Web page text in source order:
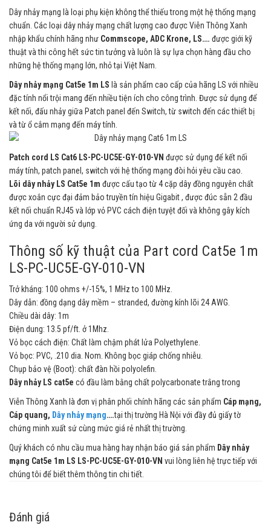
Dây nhảy mạng là loại phụ kiện không thể thiếu trong một hệ thống mạng
chuẩn. Các loại dây nhảy mạng chất lượng cao được Viễn Thông Xanh
nhập khẩu chính hãng như Commscope, ADC Krone, LS…. được giới kỹ
thuật và thi công hết sức tin tưởng và luôn là sự lựa chọn hàng đầu cho
những hệ thống mạng lớn, nhỏ tại Việt Nam.
Dây nhảy mạng Cat5e 1m LS là sản phẩm cao cấp của hãng LS với nhiều
đặc tính nổi trội mang đến nhiều tiện ích cho công trình. Được sử dụng để
kết nối, đấu nhảy giữa Patch panel đến Switch, từ switch đến các thiết bị
và từ ổ cắm mạng đến máy tính.
Patch cord LS Cat6 LS-PC-UC5E-GY-010-VN được sử dụng để kết nối
máy tính, patch panel, switch với hệ thống mạng đòi hỏi yêu cầu cao.
Lõi dây nhảy LS Cat5e 1m được cấu tạo từ 4 cặp dây đồng nguyên chất
được xoắn cực đại đảm bảo truyền tín hiệu Gigabit , được đúc sẵn 2 đầu
kết nối chuẩn RJ45 và lớp vỏ PVC cách điện tuyệt đối và không gây kích
ứng da với người sử dụng.
Thông số kỹ thuật của Part cord Cat5e 1m
LS-PC-UC5E-GY-010-VN
Trở kháng: 100 ohms +/-15%, 1 MHz to 100 MHz.
Dây dẫn: đồng dạng dây mềm – stranded, đường kính lõi 24 AWG.
Chiều dài dây: 1m
Điện dung: 13.5 pf/ft. ở 1Mhz.
Vỏ bọc cách điện: Chất làm chậm phát lửa Polyethylene.
Vỏ bọc: PVC, .210 dia. Nom. Không bọc giáp chống nhiễu.
Chụp bảo vệ (Boot): chất đàn hồi polyolefin.
Dây nhảy LS cat5e có đầu làm bằng chất polycarbonate trắng trong
Viễn Thông Xanh là đơn vị phân phối chính hãng các sản phẩm Cáp mạng,
Cáp quang, Dây nhảy mạng….tại thị trường Hà Nội với đầy đủ giấy tờ
chứng minh xuất sứ cùng mức giá rẻ nhất thị trường.
Quý khách có nhu cầu mua hàng hay nhận báo giá sản phẩm Dây nhảy
mạng Cat5e 1m LS LS-PC-UC5E-GY-010-VN vui lòng liên hệ trực tiếp với
chúng tôi để biết thêm thông tin chi tiết.
Đánh giá